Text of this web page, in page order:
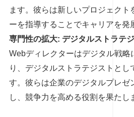
ます。彼らは新しいプロジェクト
ーを指導することでキャリアを発
専門性の拡大: デジタルストラテ
Webディレクターはデジタル戦略
り、デジタルストラテジストとし
す。彼らは企業のデジタルプレゼ
し、競争力を高める役割を果たし